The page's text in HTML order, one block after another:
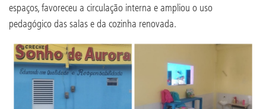
espaços, favoreceu a circulação interna e ampliou o uso
pedagógico das salas e da cozinha renovada.